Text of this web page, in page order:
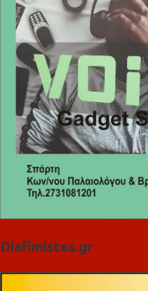
Diafimistes.gr